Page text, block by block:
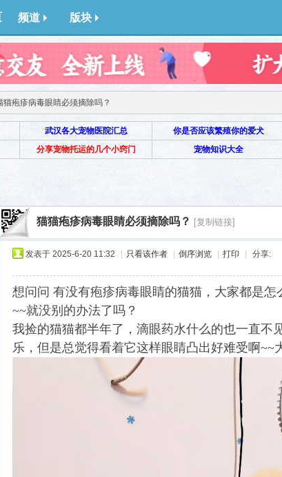
频道 版块
猫疱疹病毒眼睛必须摘除吗？
武汉各大宠物医院汇总 你是否应该繁殖你的爱犬
分享宠物托运的几个小窍门 宠物知识大全
猫猫疱疹病毒眼睛必须摘除吗？ [复制链接]
发表于 2025-6-20 11:32 只看该作者 倒序浏览 打印 分享:
想问问 有没有疱疹病毒眼睛的猫猫，大家都是
~~就没别的办法了吗？
我捡的猫猫都半年了，滴眼药水什么的也一直不
乐，但是总觉得看着它这样眼睛凸出好难受啊~~